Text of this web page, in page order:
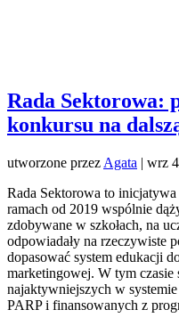
Rada Sektorowa:
konkursu na
utworzone przez Agata | wrz
Rada Sektorowa to
ramach od 2019 wspólnie
zdobywane w szkołach, na
odpowiadały na rzeczywiste
dopasować system edukacji
marketingowej. W tym czasie
najaktywniejszych w
PARP i finansowanych z